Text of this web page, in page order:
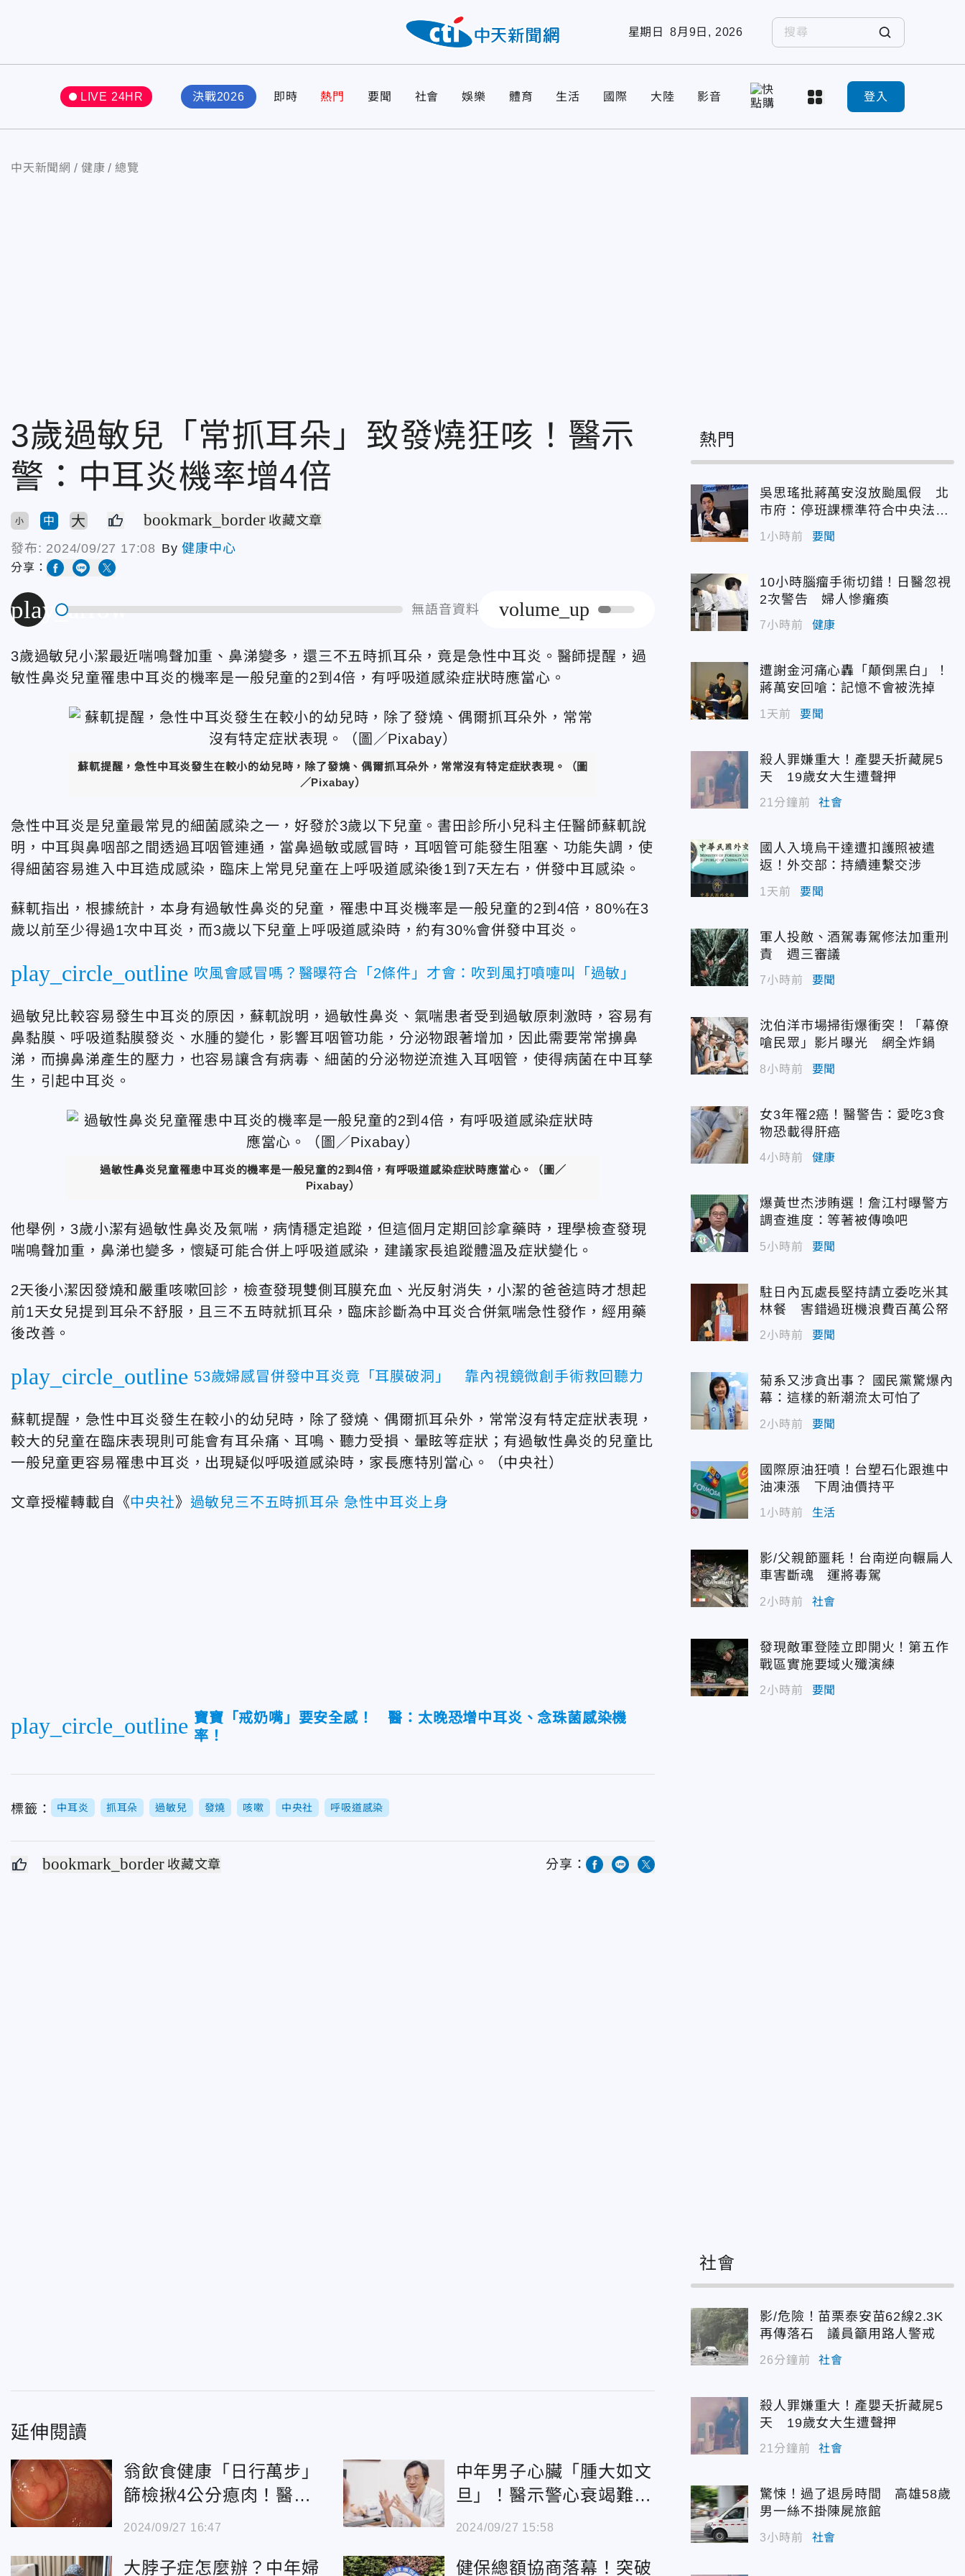
星期日 8月9日, 2026
LIVE 24HR 決戰2026 即時 熱門 要聞 社會 娛樂 體育 生活 國際 大陸 影音 登入
中天新聞網 健康 總覽
3歲過敏兒「常抓耳朵」致發燒狂咳！醫示
警：中耳炎機率增4倍
小 中 大 bookmark_border 收藏文章
發布: 2024/09/27 17:08 By健康中心
分享：
play_arrow 無語音資料 volume_up
3歲過敏兒小潔最近喘鳴聲加重、鼻涕變多，還三不五時抓耳朵，竟是急性中耳炎。醫師提醒，過
敏性鼻炎兒童罹患中耳炎的機率是一般兒童的2到4倍，有呼吸道感染症狀時應當心。
蘇軏提醒，急性中耳炎發生在較小的幼兒時，除了發燒、偶爾抓耳朵外，常常沒有特定症狀表現。（圖
／Pixabay）
急性中耳炎是兒童最常見的細菌感染之一，好發於3歲以下兒童。書田診所小兒科主任醫師蘇軏說
明，中耳與鼻咽部之間透過耳咽管連通，當鼻過敏或感冒時，耳咽管可能發生阻塞、功能失調，使
得細菌容易進入中耳造成感染，臨床上常見兒童在上呼吸道感染後1到7天左右，併發中耳感染。
蘇軏指出，根據統計，本身有過敏性鼻炎的兒童，罹患中耳炎機率是一般兒童的2到4倍，80%在3
歲以前至少得過1次中耳炎，而3歲以下兒童上呼吸道感染時，約有30%會併發中耳炎。
play_circle_outline 吹風會感冒嗎？醫曝符合「2條件」才會：吹到風打噴嚏叫「過敏」
過敏兒比較容易發生中耳炎的原因，蘇軏說明，過敏性鼻炎、氣喘患者受到過敏原刺激時，容易有
鼻黏膜、呼吸道黏膜發炎、水腫的變化，影響耳咽管功能，分泌物跟著增加，因此需要常常擤鼻
涕，而擤鼻涕產生的壓力，也容易讓含有病毒、細菌的分泌物逆流進入耳咽管，使得病菌在中耳孳
生，引起中耳炎。
過敏性鼻炎兒童罹患中耳炎的機率是一般兒童的2到4倍，有呼吸道感染症狀時應當心。（圖／
Pixabay）
他舉例，3歲小潔有過敏性鼻炎及氣喘，病情穩定追蹤，但這個月定期回診拿藥時，理學檢查發現
喘鳴聲加重，鼻涕也變多，懷疑可能合併上呼吸道感染，建議家長追蹤體溫及症狀變化。
2天後小潔因發燒和嚴重咳嗽回診，檢查發現雙側耳膜充血、光反射消失，小潔的爸爸這時才想起
前1天女兒提到耳朵不舒服，且三不五時就抓耳朵，臨床診斷為中耳炎合併氣喘急性發作，經用藥
後改善。
play_circle_outline 53歲婦感冒併發中耳炎竟「耳膜破洞」 靠內視鏡微創手術救回聽力
蘇軏提醒，急性中耳炎發生在較小的幼兒時，除了發燒、偶爾抓耳朵外，常常沒有特定症狀表現，
較大的兒童在臨床表現則可能會有耳朵痛、耳鳴、聽力受損、暈眩等症狀；有過敏性鼻炎的兒童比
一般兒童更容易罹患中耳炎，出現疑似呼吸道感染時，家長應特別當心。（中央社）
文章授權轉載自《中央社》 過敏兒三不五時抓耳朵 急性中耳炎上身
play_circle_outline 寶寶「戒奶嘴」要安全感！ 醫：太晚恐增中耳炎、念珠菌感染機
率！
標籤： 中耳炎 抓耳朵 過敏兒 發燒 咳嗽 中央社 呼吸道感染
bookmark_border 收藏文章 分享：
延伸閱讀
翁飲食健康「日行萬步」
篩檢揪4公分瘜肉！醫示
警：延誤處理恐癌變
2024/09/27 16:47
中年男子心臟「腫大如文
旦」！醫示警心衰竭難察
覺 「5類人」要注意
2024/09/27 15:58
大脖子症怎麼辦？中年婦 健保總額協商落幕！突破
熱門
吳思瑤批蔣萬安沒放颱風假 北
市府：停班課標準符合中央法
規！
1小時前 要聞
10小時腦瘤手術切錯！日醫忽視
2次警告 婦人慘癱瘓
7小時前 健康
遭謝金河痛心轟「顛倒黑白」！
蔣萬安回嗆：記憶不會被洗掉
1天前 要聞
殺人罪嫌重大！產嬰夭折藏屍5
天 19歲女大生遭聲押
21分鐘前 社會
國人入境烏干達遭扣護照被遣
返！外交部：持續連繫交涉
1天前 要聞
軍人投敵、酒駕毒駕修法加重刑
責 週三審議
7小時前 要聞
沈伯洋市場掃街爆衝突！「幕僚
嗆民眾」影片曝光 網全炸鍋
8小時前 要聞
女3年罹2癌！醫警告：愛吃3食
物恐載得肝癌
4小時前 健康
爆黃世杰涉賄選！詹江村曝警方
調查進度：等著被傳喚吧
5小時前 要聞
駐日內瓦處長堅持請立委吃米其
林餐 害錯過班機浪費百萬公帑
2小時前 要聞
菊系又涉貪出事？ 國民黨驚爆內
幕：這樣的新潮流太可怕了
2小時前 要聞
國際原油狂噴！台塑石化跟進中
油凍漲 下周油價持平
1小時前 生活
影/父親節噩耗！台南逆向輾扁人
車害斷魂 運將毒駕
2小時前 社會
發現敵軍登陸立即開火！第五作
戰區實施要域火殲演練
2小時前 要聞
社會
影/危險！苗栗泰安苗62線2.3K
再傳落石 議員籲用路人警戒
26分鐘前 社會
殺人罪嫌重大！產嬰夭折藏屍5
天 19歲女大生遭聲押
21分鐘前 社會
驚悚！過了退房時間 高雄58歲
男一絲不掛陳屍旅館
3小時前 社會